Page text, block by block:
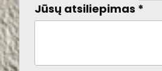
Jūsų atsiliepimas *